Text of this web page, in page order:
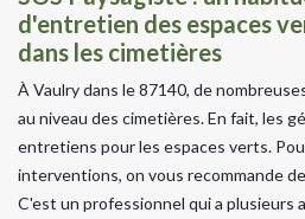
d'entretien des espaces
dans les cimetières
À Vaulry dans le 87140, de
au niveau des cimetières. En fait, les
entretiens pour les espaces verts.
interventions, on vous recommande
C'est un professionnel qui a plusieurs